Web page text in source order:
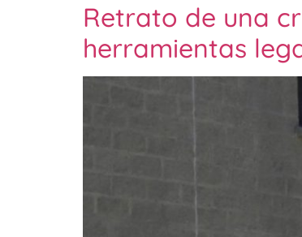
Retrato de una
herramientas